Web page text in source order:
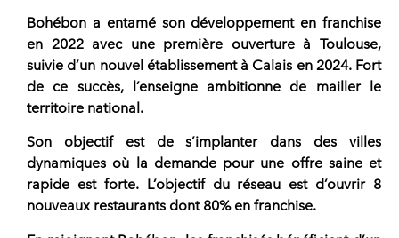
Bohébon a entamé son développement en franchise
en 2022 avec une première ouverture à Toulouse,
suivie d’un nouvel établissement à Calais en 2024. Fort
de ce succès, l’enseigne ambitionne de mailler le
territoire national.
Son objectif est de s’implanter dans des villes
dynamiques où la demande pour une offre saine et
rapide est forte. L’objectif du réseau est d’ouvrir 8
nouveaux restaurants dont 80% en franchise.